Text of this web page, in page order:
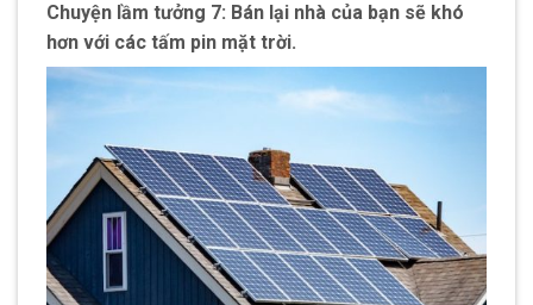
Chuyện lầm tưởng 7: Bán lại nhà của bạn sẽ khó
hơn với các tấm pin mặt trời.